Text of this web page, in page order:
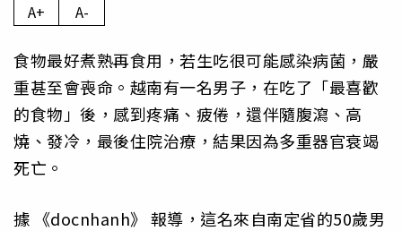
A+ A-
食物最好煮熟再食用，若生吃很可能感染病菌，嚴
重甚至會喪命。越南有一名男子，在吃了「最喜歡
的食物」後，感到疼痛、疲倦，還伴隨腹瀉、高
燒、發冷，最後住院治療，結果因為多重器官衰竭
死亡。
據 《docnhanh》 報導，這名來自南定省的50歲男